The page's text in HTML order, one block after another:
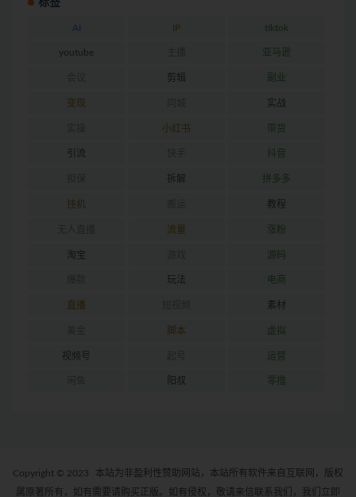
AI IP tiktok
youtube 亚马逊
剪辑 副业
变现 实战
小红书 带货
引流 抖音
拆解 拼多多
挂机 教程
流量 涨粉
淘宝 源码
玩法 电商
直播 素材
脚本 虚拟
视频号 运营
阳叔 零撸
Copyright © 2023
本站为非盈利性赞助网站，本站所有软件来自互联网，版权
属原著所有，如有需要请购买正版。如有侵权，敬请来信联系我们，我们立即